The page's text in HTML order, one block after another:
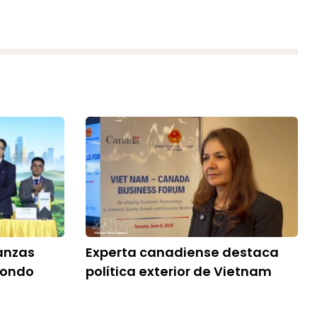
Experta canadiense destaca
política exterior de Vietnam